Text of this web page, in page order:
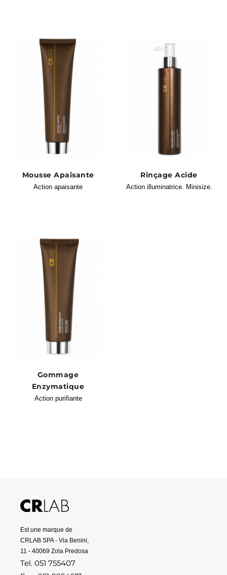
Mousse Apaisante
Action apaisante
Rinçage Acide
Action illuminatrice. Minisize.
Gommage
Enzymatique
Action purifiante
Est une marque de
CRLAB SPA - Via Benini,
11 - 40069 Zola Predosa
Tel. 051 755407